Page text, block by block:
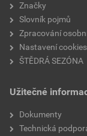
Značky
Slovník pojmů
Zpracování
Nastavení cookies
ŠTĚDRÁ SEZÓNA
Užitečné
Dokumenty
Technická